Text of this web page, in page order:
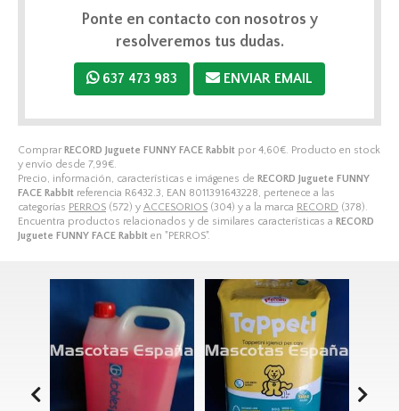
Comprar RECORD Juguete FUNNY FACE Rabbit por 4,60€ . Producto en stock
y envío desde 7,99€
Precio, información, características e imágenes de RECORD Juguete FUNNY
FACE Rabbit referencia R6432.3, EAN 8011391643228, pertenece a las
categorías PERROS (572) y ACCESORIOS (304) y a la marca RECORD (378).
Encuentra productos relacionados y de similares características a RECORD
Juguete FUNNY FACE Rabbit en "PERROS".
Ponte en contacto con nosotros y
resolveremos tus dudas.
637 473 983 ENVIAR EMAIL